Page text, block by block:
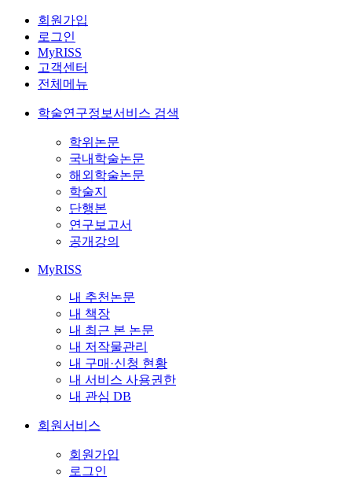
회원가입
로그인
MyRISS
고객센터
전체메뉴
학술연구정보서비스 검색
학위논문
국내학술논문
해외학술논문
학술지
단행본
연구보고서
공개강의
MyRISS
내 추천논문
내 책장
내 최근 본 논문
내 저작물관리
내 구매·신청 현황
내 서비스 사용권한
내 관심 DB
회원서비스
회원가입
로그인